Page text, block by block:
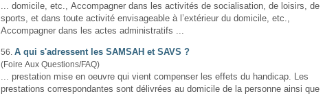
... domicile, etc., Accompagner dans les activités de socialisation, de loisirs, de
sports, et dans toute activité envisageable à l’extérieur du domicile, etc.,
Accompagner dans les actes administratifs ...
56. A qui s'adressent les SAMSAH et SAVS ?
(Foire Aux Questions/FAQ)
... prestation mise en oeuvre qui vient compenser les effets du handicap. Les
prestations correspondantes sont délivrées au domicile de la personne ainsi que